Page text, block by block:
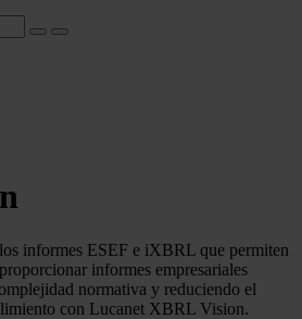
informes ESEF e iXBRL que permiten
informes empresariales
normativa y reduciendo el
con Lucanet XBRL Vision.